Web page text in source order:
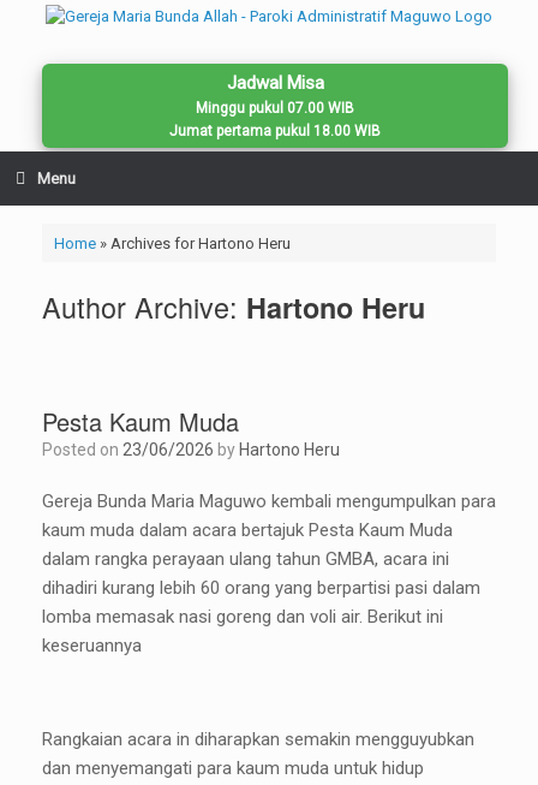
Jadwal Misa
Minggu pukul 07.00 WIB
Jumat pertama pukul 18.00 WIB
Menu
Home» Archives for Hartono Heru
Author Archive: Hartono Heru
Pesta Kaum Muda
Posted on 23/06/2026 by Hartono Heru
Gereja Bunda Maria Maguwo kembali mengumpulkan para
kaum muda dalam acara bertajuk Pesta Kaum Muda
dalam rangka perayaan ulang tahun GMBA, acara ini
dihadiri kurang lebih 60 orang yang berpartisi pasi dalam
lomba memasak nasi goreng dan voli air. Berikut ini
keseruannya
Rangkaian acara in diharapkan semakin mengguyubkan
dan menyemangati para kaum muda untuk hidup